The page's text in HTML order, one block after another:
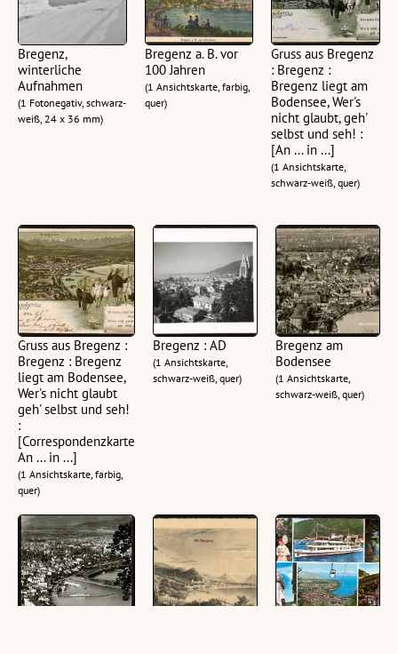
Bregenz,
winterliche
Aufnahmen
(1 Fotonegativ, schwarz-
weiß, 24 x 36 mm)
Bregenz a. B. vor
100 Jahren
(1 Ansichtskarte, farbig,
quer)
Gruss aus Bregenz
: Bregenz :
Bregenz liegt am
Bodensee, Wer's
nicht glaubt, geh'
selbst und seh! :
[An ... in ...]
(1 Ansichtskarte,
schwarz-weiß, quer)
Gruss aus Bregenz :
Bregenz : Bregenz
liegt am Bodensee,
Wer's nicht glaubt
geh' selbst und seh!
:
[Correspondenzkarte
An ... in ...]
(1 Ansichtskarte, farbig,
quer)
Bregenz : AD
(1 Ansichtskarte,
schwarz-weiß, quer)
Bregenz am
Bodensee
(1 Ansichtskarte,
schwarz-weiß, quer)